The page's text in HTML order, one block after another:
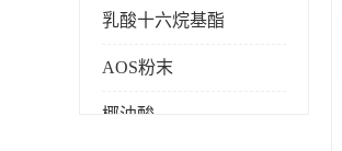
乳酸十六烷基酯
AOS粉末
椰油酸